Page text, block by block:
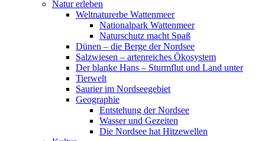
Natur erleben
Weltnaturerbe Wattenmeer
Nationalpark Wattenmeer
Naturschutz macht Spaß
Dünen – die Berge der Nordsee
Salzwiesen – artenreiches Ökosystem
Der blanke Hans – Sturmflut und Land unter
Tierwelt
Saurier im Nordseegebiet
Geographie
Entstehung der Nordsee
Wasser und Gezeiten
Die Nordsee hat Hitzewellen